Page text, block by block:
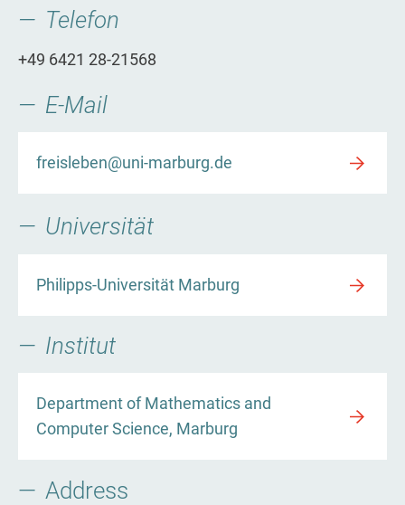
Telefon
+49 6421 28-21568
E-Mail
freisleben@uni-marburg.de
Universität
Philipps-Universität Marburg
Institut
Department of Mathematics and
Computer Science, Marburg
Address